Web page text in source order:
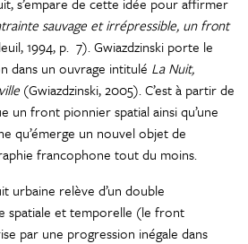
sauvage et irrépressible, un front
1994, p. 7). Gwiazdzinski porte le
dans un ouvrage intitulé La Nuit,
(Gwiazdzinski, 2005). C’est à partir de
un front pionnier spatial ainsi qu’une
qu’émerge un nouvel objet de
francophone tout du moins.
urbaine relève d’un double
spatiale et temporelle (le front
par une progression inégale dans